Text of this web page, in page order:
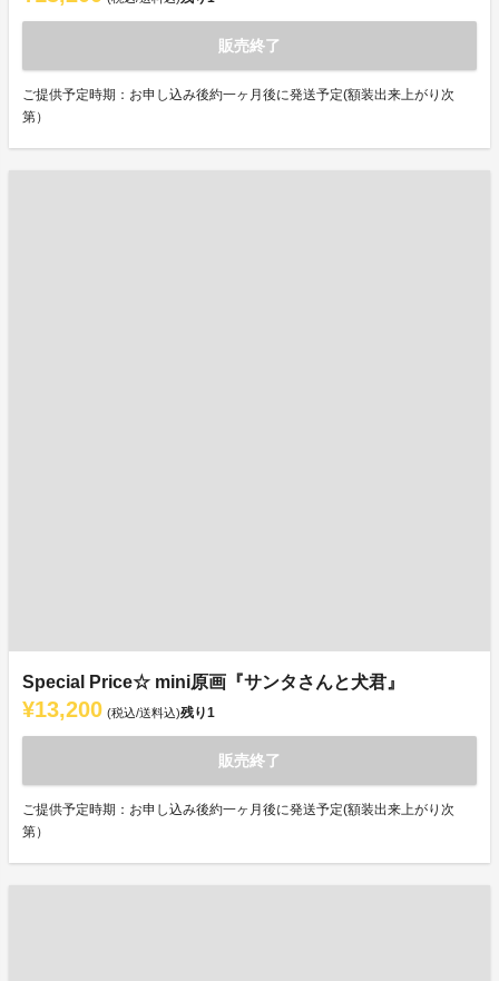
販売終了
ご提供予定時期：お申し込み後約一ヶ月後に発送予定(額装出来上がり次
第）
Special Price☆ mini原画『サンタさんと犬君』
¥13,200 (税込/送料込)残り1
販売終了
ご提供予定時期：お申し込み後約一ヶ月後に発送予定(額装出来上がり次
第）